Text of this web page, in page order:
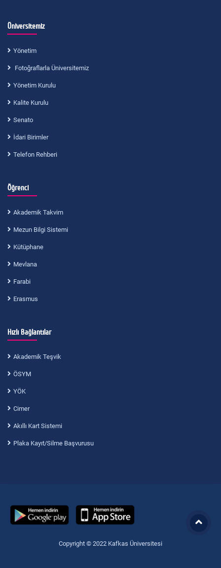
Üniversitemiz
Yönetim
Fotoğraflarla Üniversitemiz
Yönetim Kurulu
Kalite Kurulu
Senato
İdari Birimler
Telefon Rehberi
Öğrenci
Akademik Takvim
Mezun Bilgi Sistemi
Kütüphane
Mevlana
Farabi
Erasmus
Hızlı Bağlantılar
Akademik Teşvik
ÖSYM
YÖK
Cimer
Akıllı Kart Sistemi
Plaka Kayıt/Silme Başvurusu
Copyright © 2022 Kafkas Üniversitesi